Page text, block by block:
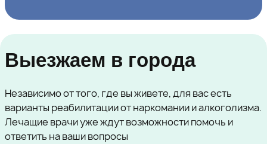
Выезжаем в города
Независимо от того, где вы живете, для вас есть
варианты реабилитации от наркомании и алкоголизма.
Лечащие врачи уже ждут возможности помочь и
ответить на ваши вопросы